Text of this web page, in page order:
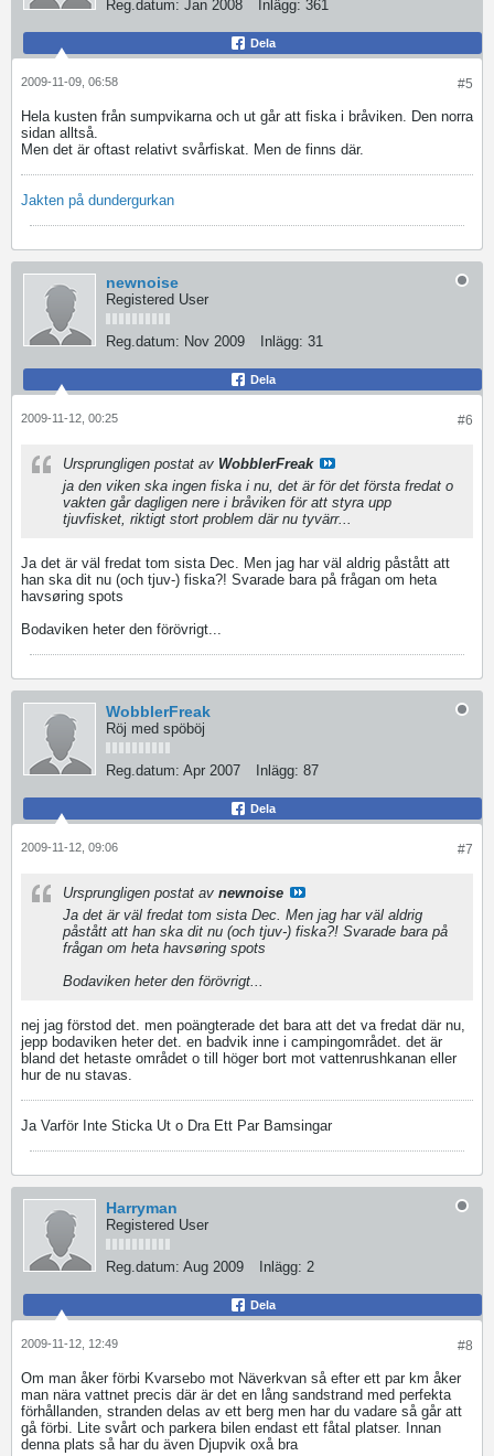
Reg.datum: Jan 2008 Inlägg: 361
Dela
#5
2009-11-09, 06:58
Hela kusten från sumpvikarna och ut går att fiska i bråviken. Den norra
sidan alltså.
Men det är oftast relativt svårfiskat. Men de finns där.
Jakten på dundergurkan
newnoise
Registered User
Reg.datum: Nov 2009 Inlägg: 31
Dela
#6
2009-11-12, 00:25
Ursprungligen postat av WobblerFreak
ja den viken ska ingen fiska i nu, det är för det första fredat o
vakten går dagligen nere i bråviken för att styra upp
tjuvfisket, riktigt stort problem där nu tyvärr...
Ja det är väl fredat tom sista Dec. Men jag har väl aldrig påstått att
han ska dit nu (och tjuv-) fiska?! Svarade bara på frågan om heta
havsøring spots
Bodaviken heter den förövrigt...
WobblerFreak
Röj med spöböj
Reg.datum: Apr 2007 Inlägg: 87
Dela
#7
2009-11-12, 09:06
Ursprungligen postat av newnoise
Ja det är väl fredat tom sista Dec. Men jag har väl aldrig
påstått att han ska dit nu (och tjuv-) fiska?! Svarade bara på
frågan om heta havsøring spots
Bodaviken heter den förövrigt...
nej jag förstod det. men poängterade det bara att det va fredat där nu,
jepp bodaviken heter det. en badvik inne i campingområdet. det är
bland det hetaste området o till höger bort mot vattenrushkanan eller
hur de nu stavas.
Ja Varför Inte Sticka Ut o Dra Ett Par Bamsingar
Harryman
Registered User
Reg.datum: Aug 2009 Inlägg: 2
Dela
#8
2009-11-12, 12:49
Om man åker förbi Kvarsebo mot Näverkvan så efter ett par km åker
man nära vattnet precis där är det en lång sandstrand med perfekta
förhållanden, stranden delas av ett berg men har du vadare så går att
gå förbi. Lite svårt och parkera bilen endast ett fåtal platser. Innan
denna plats så har du även Djupvik oxå bra